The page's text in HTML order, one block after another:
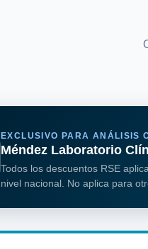
EXCLUSIVO PARA ANÁLISIS
Méndez Laboratorio
Todos los descuentos RSE
nivel nacional. No aplica para